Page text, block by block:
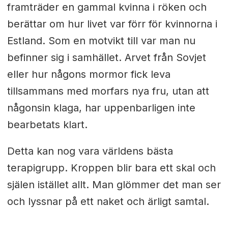
framträder en gammal kvinna i röken och
berättar om hur livet var förr för kvinnorna i
Estland. Som en motvikt till var man nu
befinner sig i samhället. Arvet från Sovjet
eller hur någons mormor fick leva
tillsammans med morfars nya fru, utan att
någonsin klaga, har uppenbarligen inte
bearbetats klart.
Detta kan nog vara världens bästa
terapigrupp. Kroppen blir bara ett skal och
själen istället allt. Man glömmer det man ser
och lyssnar på ett naket och ärligt samtal.